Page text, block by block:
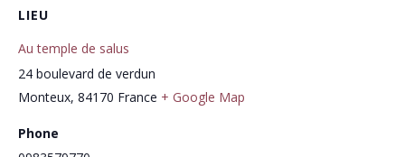
LIEU
Au temple de salus
24 boulevard de verdun
Monteux, 84170 France + Google Map
Phone